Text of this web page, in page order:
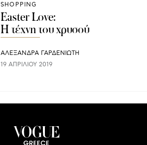
SHOPPING
Εaster Love:
Η τέχνη του χρυσού
ΑΛΕΞΑΝΔΡΑ ΓΑΡΔΕΝΙΩΤΗ
19 ΑΠΡΙΛΊΟΥ 2019